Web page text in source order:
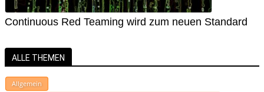
Continuous Red Teaming wird zum neuen Standard
ALLE THEMEN
Allgemein